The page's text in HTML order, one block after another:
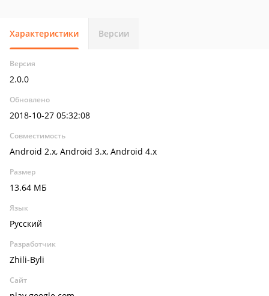
Характеристики Версии
Версия
2.0.0
Обновлено
2018-10-27 05:32:08
Совместимость
Android 2.x, Android 3.x, Android 4.x
Размер
13.64 МБ
Язык
Русский
Разработчик
Zhili-Byli
Сайт